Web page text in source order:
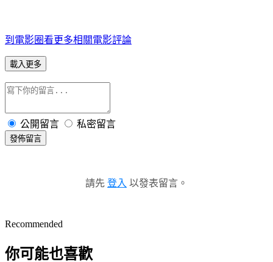
到電影圈看更多相關電影評論
載入更多
公開留言 私密留言
發佈留言
請先 登入 以發表留言。
Recommended
你可能也喜歡